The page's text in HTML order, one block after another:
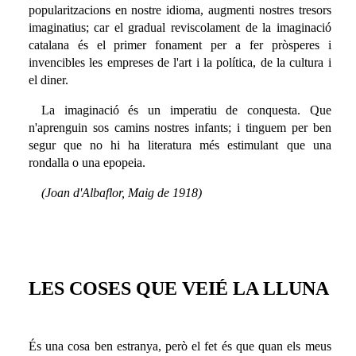
popularitzacions en nostre idioma, augmenti nostres tresors
imaginatius; car el gradual reviscolament de la imaginació
catalana és el primer fonament per a fer pròsperes i
invencibles les empreses de l'art i la política, de la cultura i
el diner.
La imaginació és un imperatiu de conquesta. Que
n'aprenguin sos camins nostres infants; i tinguem per ben
segur que no hi ha literatura més estimulant que una
rondalla o una epopeia.
(Joan d'Albaflor, Maig de 1918)
LES COSES QUE VEIÉ LA LLUNA
És una cosa ben estranya, però el fet és que quan els meus